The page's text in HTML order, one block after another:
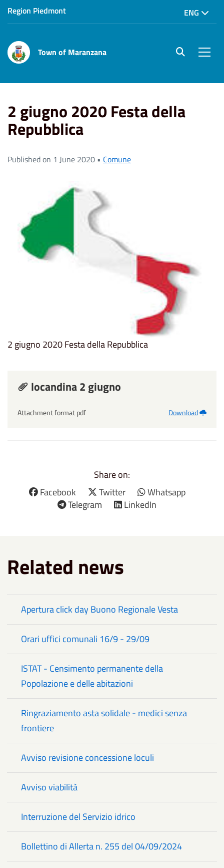
Region Piedmont ENG
Town of Maranzana site.searc
2 giugno 2020 Festa della
Repubblica
Published on 1 June 2020 • Comune
2 giugno 2020 Festa della Repubblica
locandina 2 giugno
Attachment format pdf Download
Share on:
Facebook
Twitter
Whatsapp
Telegram
LinkedIn
Related news
Apertura click day Buono Regionale Vesta
Orari uffici comunali 16/9 - 29/09
ISTAT - Censimento permanente della
Popolazione e delle abitazioni
Ringraziamento asta solidale - medici senza
frontiere
Avviso revisione concessione loculi
Avviso viabilità
Interruzione del Servizio idrico
Bollettino di Allerta n. 255 del 04/09/2024